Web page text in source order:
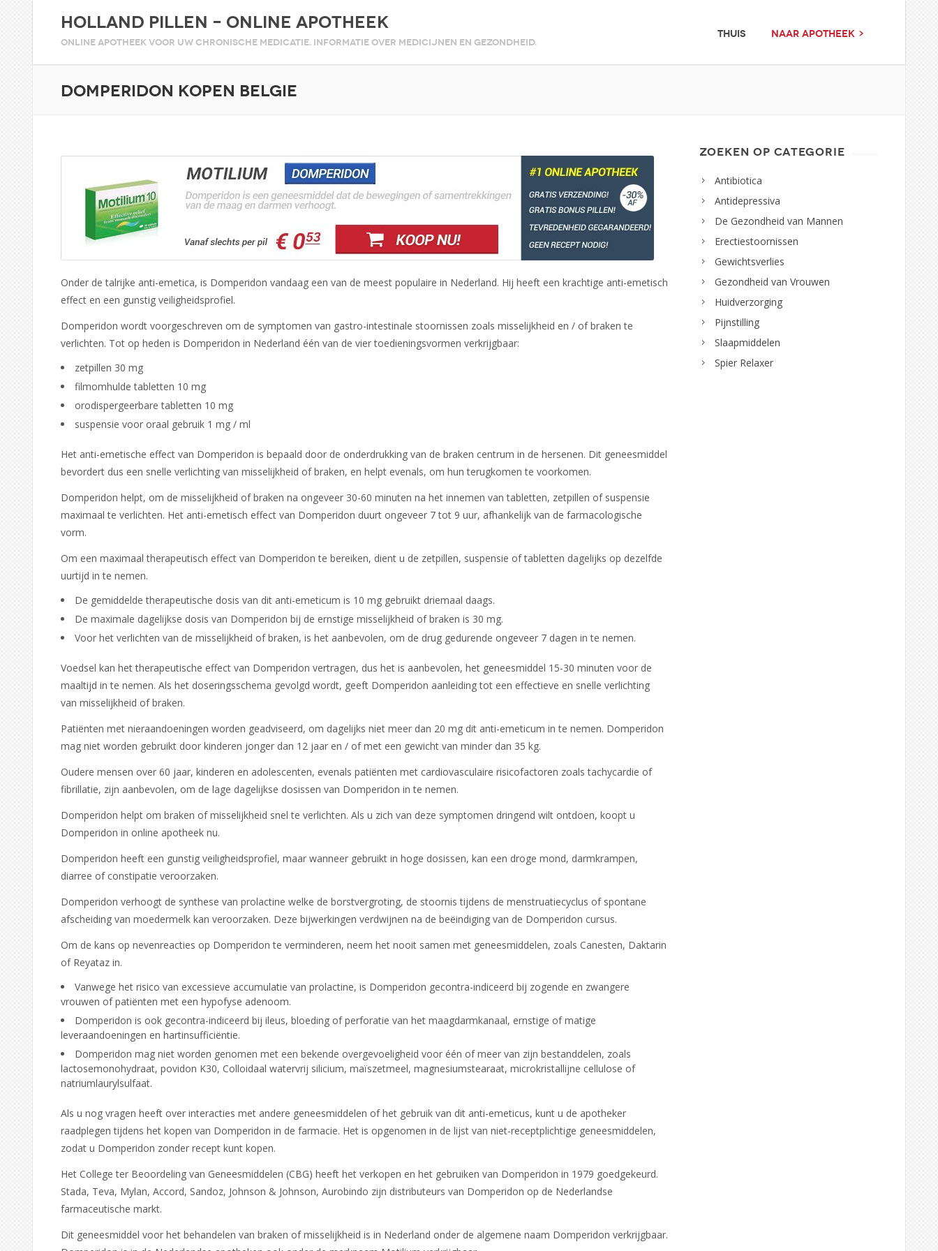
Holland Pillen – Online Apotheek
Online apotheek voor uw chronische medicatie. Informatie over medicijnen en gezondheid.
THUIS NAAR APOTHEEK >
Domperidon kopen Belgie
Onder de talrijke anti-emetica, is Domperidon vandaag een van de meest populaire in Nederland. Hij heeft een krachtige anti-emetisch
effect en een gunstig veiligheidsprofiel.
Domperidon wordt voorgeschreven om de symptomen van gastro-intestinale stoornissen zoals misselijkheid en / of braken te
verlichten. Tot op heden is Domperidon in Nederland één van de vier toedieningsvormen verkrijgbaar:
zetpillen 30 mg
filmomhulde tabletten 10 mg
orodispergeerbare tabletten 10 mg
suspensie voor oraal gebruik 1 mg / ml
Het anti-emetische effect van Domperidon is bepaald door de onderdrukking van de braken centrum in de hersenen. Dit geneesmiddel
bevordert dus een snelle verlichting van misselijkheid of braken, en helpt evenals, om hun terugkomen te voorkomen.
Domperidon helpt, om de misselijkheid of braken na ongeveer 30-60 minuten na het innemen van tabletten, zetpillen of suspensie
maximaal te verlichten. Het anti-emetisch effect van Domperidon duurt ongeveer 7 tot 9 uur, afhankelijk van de farmacologische
vorm.
Om een ​​maximaal therapeutisch effect van Domperidon te bereiken, dient u de zetpillen, suspensie of tabletten dagelijks op dezelfde
uurtijd in te nemen.
De gemiddelde therapeutische dosis van dit anti-emeticum is 10 mg gebruikt driemaal daags.
De maximale dagelijkse dosis van Domperidon bij de ernstige misselijkheid of braken is 30 mg.
Voor het verlichten van de misselijkheid of braken, is het aanbevolen, om de drug gedurende ongeveer 7 dagen in te nemen.
Voedsel kan het therapeutische effect van Domperidon vertragen, dus het is aanbevolen, het geneesmiddel 15-30 minuten voor de
maaltijd in te nemen. Als het doseringsschema gevolgd wordt, geeft Domperidon aanleiding tot een effectieve en snelle verlichting
van misselijkheid of braken.
Patiënten met nieraandoeningen worden geadviseerd, om dagelijks niet meer dan 20 mg dit anti-emeticum in te nemen. Domperidon
mag niet worden gebruikt door kinderen jonger dan 12 jaar en / of met een gewicht van minder dan 35 kg.
Oudere mensen over 60 jaar, kinderen en adolescenten, evenals patiënten met cardiovasculaire risicofactoren zoals tachycardie of
fibrillatie, zijn aanbevolen, om de lage dagelijkse dosissen van Domperidon in te nemen.
Domperidon helpt om braken of misselijkheid snel te verlichten. Als u zich van deze symptomen dringend wilt ontdoen, koopt u
Domperidon in online apotheek nu.
Domperidon heeft een gunstig veiligheidsprofiel, maar wanneer gebruikt in hoge dosissen, kan een droge mond, darmkrampen,
diarree of constipatie veroorzaken.
Domperidon verhoogt de synthese van prolactine welke de borstvergroting, de stoornis tijdens de menstruatiecyclus of spontane
afscheiding van moedermelk kan veroorzaken. Deze bijwerkingen verdwijnen na de beëindiging van de Domperidon cursus.
Om de kans op nevenreacties op Domperidon te verminderen, neem het nooit samen met geneesmiddelen, zoals Canesten, Daktarin
of Reyataz in.
Vanwege het risico van excessieve accumulatie van prolactine, is Domperidon gecontra-indiceerd bij zogende en zwangere
vrouwen of patiënten met een hypofyse adenoom.
Domperidon is ook gecontra-indiceerd bij ileus, bloeding of perforatie van het maagdarmkanaal, ernstige of matige
leveraandoeningen en hartinsufficiëntie.
Domperidon mag niet worden genomen met een bekende overgevoeligheid voor één of meer van zijn bestanddelen, zoals
lactosemonohydraat, povidon K30, Colloidaal watervrij silicium, maïszetmeel, magnesiumstearaat, microkristallijne cellulose of
natriumlaurylsulfaat.
Als u nog vragen heeft over interacties met andere geneesmiddelen of het gebruik van dit anti-emeticus, kunt u de apotheker
raadplegen tijdens het kopen van Domperidon in de farmacie. Het is opgenomen in de lijst van niet-receptplichtige geneesmiddelen,
zodat u Domperidon zonder recept kunt kopen.
Het College ter Beoordeling van Geneesmiddelen (CBG) heeft het verkopen en het gebruiken van Domperidon in 1979 goedgekeurd.
Stada, Teva, Mylan, Accord, Sandoz, Johnson & Johnson, Aurobindo zijn distributeurs van Domperidon op de Nederlandse
farmaceutische markt.
Dit geneesmiddel voor het behandelen van braken of misselijkheid is in Nederland onder de algemene naam Domperidon verkrijgbaar.
ZOEKEN OP CATEGORIE
Antibiotica
Antidepressiva
De Gezondheid van Mannen
Erectiestoornissen
Gewichtsverlies
Gezondheid van Vrouwen
Huidverzorging
Pijnstilling
Slaapmiddelen
Spier Relaxer